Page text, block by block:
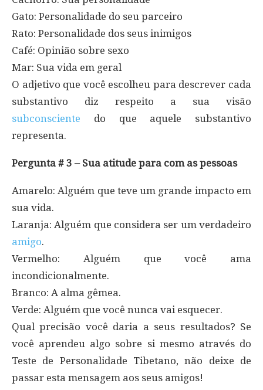
Gato: Personalidade do seu parceiro
Rato: Personalidade dos seus inimigos
Café: Opinião sobre sexo
Mar: Sua vida em geral
O adjetivo que você escolheu para descrever cada
substantivo diz respeito a sua visão
subconsciente do que aquele substantivo
representa.
Pergunta # 3 – Sua atitude para com as pessoas
Amarelo: Alguém que teve um grande impacto em
sua vida.
Laranja: Alguém que considera ser um verdadeiro
amigo.
Vermelho: Alguém que você ama
incondicionalmente.
Branco: A alma gêmea.
Verde: Alguém que você nunca vai esquecer.
Qual precisão você daria a seus resultados? Se
você aprendeu algo sobre si mesmo através do
Teste de Personalidade Tibetano, não deixe de
passar esta mensagem aos seus amigos!